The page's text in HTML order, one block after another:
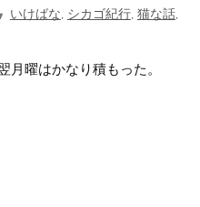
いけばな シカゴ紀行, 猫な話,
月曜はかなり積もった。